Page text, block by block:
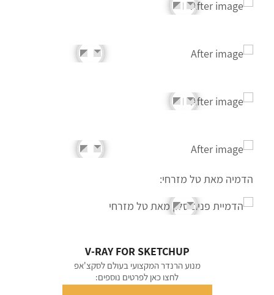
הדמיה מאת טל מזרחי:
V-RAY FOR SKETCHUP
מנוע הרנדר המקצועי בעולם לסקצ'אפ
לחצו כאן לפרטים נוספים: